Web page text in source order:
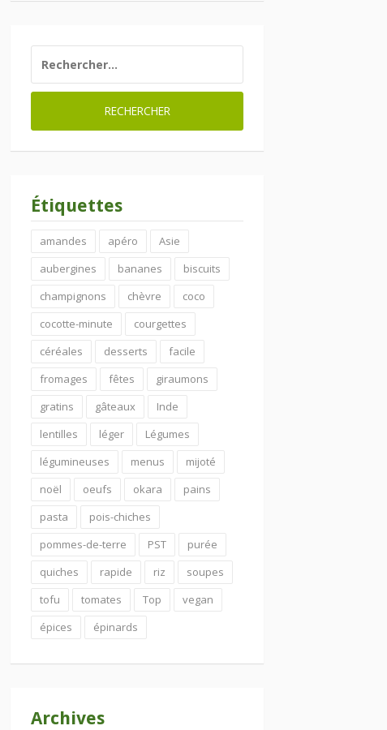
Étiquettes
amandes apéro
Asie
aubergines
bananes
biscuits
champignons
chèvre
coco
cocotte-minute
courgettes
céréales
desserts
facile
fromages
fêtes
giraumons
gratins
gâteaux
Inde
lentilles
léger
Légumes
légumineuses
menus
mijoté
noël
oeufs okara
pains
pasta
pois-chiches
pommes-de-terre
PST
purée
quiches
rapide riz
soupes
tofu
tomates Top
vegan
épices
épinards
Archives